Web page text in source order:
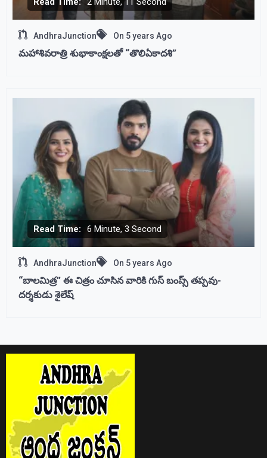
AndhraJunction On 5 years Ago
మహాశివరాత్రి శుభాకాంక్షలతో “తొలిఏకాదశి”
Read Time: 6 Minute, 3 Second
AndhraJunction On 5 years Ago
“బాలమిత్ర” ఈ చిత్రం చూసిన వారికి గుస్ బంప్స్ తప్పవు-
దర్శకుడు శైలేష్